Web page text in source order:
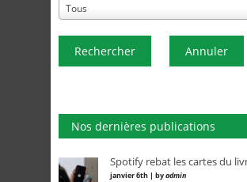
Tous
Rechercher Annuler
Nos dernières publications
Spotify rebat les cartes du
janvier 6th | byadmin